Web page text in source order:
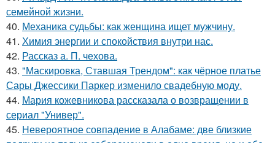
семейной жизни.
40. Механика судьбы: как женщина ищет мужчину.
41. Химия энергии и спокойствия внутри нас.
42. Рассказ а. П. чехова.
43. "Маскировка, Ставшая Трендом": как чёрное платье
Сары Джессики Паркер изменило свадебную моду.
44. Мария кожевникова рассказала о возвращении в
сериал "Универ".
45. Невероятное совпадение в Алабаме: две близкие